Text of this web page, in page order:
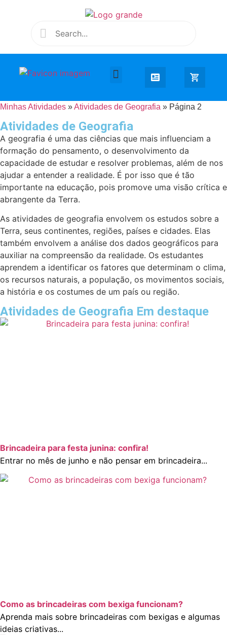
Minhas Atividades »Atividades de Geografia » Página 2
Atividades de Geografia
A geografia é uma das ciências que mais influenciam a
formação do pensamento, o desenvolvimento da
capacidade de estudar e resolver problemas, além de nos
ajudar a entender a realidade. É por isso que é tão
importante na educação, pois promove uma visão crítica e
abrangente da Terra.
As atividades de geografia envolvem os estudos sobre a
Terra, seus continentes, regiões, países e cidades. Elas
também envolvem a análise dos dados geográficos para
auxiliar na compreensão da realidade. Os estudantes
aprendem a identificar os fatores que determinam o clima,
os recursos naturais, a população, os movimentos sociais,
a história e os costumes de um país ou região.
Atividades de Geografia Em destaque
Brincadeira para festa junina: confira!
Entrar no mês de junho e não pensar em brincadeira...
Como as brincadeiras com bexiga funcionam?
Aprenda mais sobre brincadeiras com bexigas e algumas
ideias criativas...